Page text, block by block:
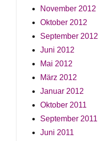
November 2012
Oktober 2012
September 2012
Juni 2012
Mai 2012
März 2012
Januar 2012
Oktober 2011
September 2011
Juni 2011